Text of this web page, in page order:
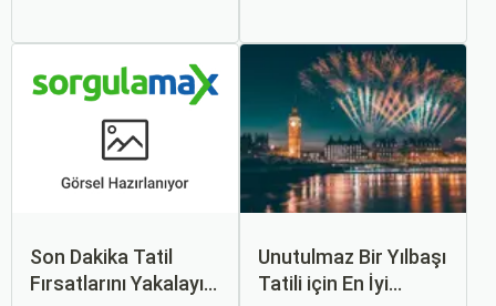
uzun kanyonlarından biri
olan Saklıkent, dik kaya
duvarları arasından akan
dağ suyu, gölgeli yürüyüş
patikaları ve adrenalin dolu
aktiviteleriyle tam bir doğa
kaçamağı sunar.
yelpazesi sunuyor. Bu
rehberde, ailecek huzurlu
ve keyifli bir tatil
geçirmenizi sağlayacak en
iyi antalya çocuklu aile
oteli seçeneklerini bir
araya getirdik.
Son Dakika Tatil
Fırsatlarını Yakalayın:
Unutulmaz Bir Yılbaşı
Tatili için En İyi